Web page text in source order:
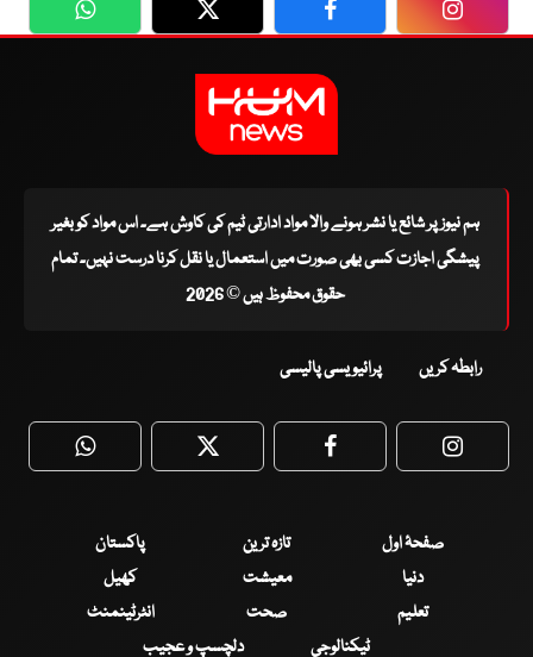
WhatsApp Twitter Facebook
ہم نیوز پر شائع یا نشر ہونے والا مواد ادارتی ٹیم کی کاوش ہے۔ اس مواد کو بغیر
پیشگی اجازت کسی بھی صورت میں استعمال یا نقل کرنا درست نہیں۔ تمام
حقوق محفوظ ہیں © 2026
رابطہ کریں پرائیویسی پالیسی
WhatsApp Twitter Facebook
صفحۂ اول تازہ ترین
پاکستان
دنیا
معیشت
کھیل
تعلیم
صحت
انٹرٹینمنٹ
ٹیکنالوجی
دلچسپ و عجیب